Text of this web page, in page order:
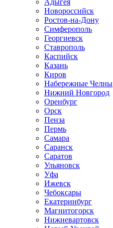
Новороссийск
Ростов-на-Дону
Симферополь
Георгиевск
Ставрополь
Каспийск
Казань
Киров
Набережные Челны
Нижний Новгород
Оренбург
Орск
Пенза
Пермь
Самара
Саранск
Саратов
Ульяновск
Уфа
Ижевск
Чебоксары
Екатеринбург
Магнитогорск
Нижневартовск